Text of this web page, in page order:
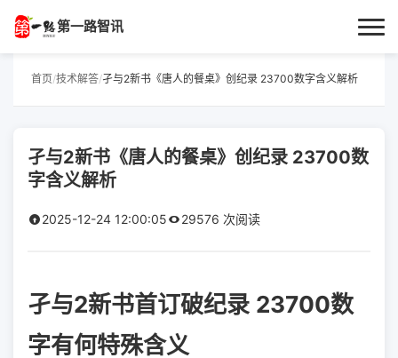
第一路智讯
首页
技术解答
科普文章
实用技巧
热门话题
首页 /技术解答/孑与2新书《唐人的餐桌》创纪录 23700数字含义解析
孑与2新书《唐人的餐桌》创纪录 23700数
字含义解析
2025-12-24 12:00:05 29576 次阅读
孑与2新书首订破纪录 23700数
字有何特殊含义